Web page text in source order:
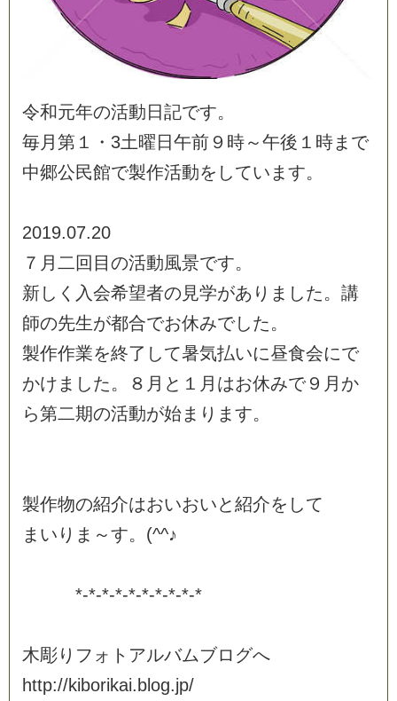
令和元年の活動 日 記です。
毎月 第 １ ・ 3土曜 日 午前 ９ 時～午後 １ 時ま で
中郷公民館で製作活動を してい ま す。
2019.07.20
７ 月 二回 目 の活動風景です。
新し く 入会希望者の 見学があ り ま した。 講
師の先生が都合でお休みでした。
製作作業を終了 して暑気払いに昼食会にで
かけ ま した。 ８ 月 と １ 月 はお休みで９ 月 か
ら第二期の活動が始ま り ま す。
製作物の紹介はおいおいと紹介を して
ま い り ま ～す。 (^^♪
*-*-*-*-*-*-*-*-*-*
木彫り フ ォ ト アルバムブロ グへ
http://kiborikai. bog.jp/